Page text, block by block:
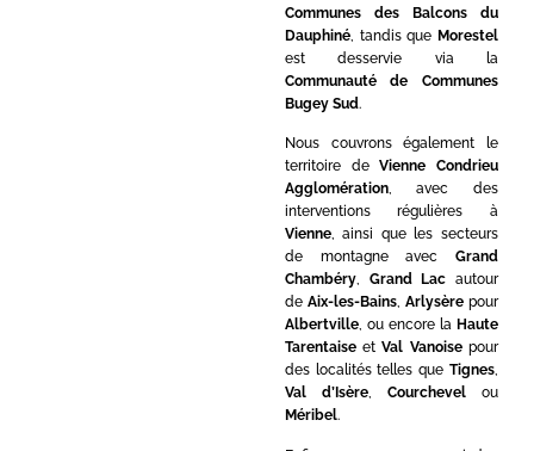
Communes des Balcons du
Dauphiné, tandis que Morestel
est desservie via la
Communauté de Communes
Bugey Sud.
Nous couvrons également le
territoire deVienne Condrieu
Agglomération, avec des
interventions régulières à
Vienne, ainsi que les secteurs
de montagne avec Grand
Chambéry, Grand Lac autour
de Aix-les-Bains, Arlysèrepour
Albertville, ou encore la Haute
TarentaiseetVal Vanoisepour
des localités telles que Tignes,
Val d’Isère, Courchevelou
Méribel.